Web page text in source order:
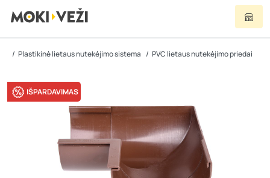
Plastikinė lietaus nutekėjimo sistema PVC lietaus nutekėjimo priedai
IŠPARDAVIMAS